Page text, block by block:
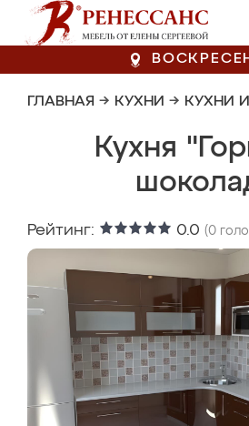
ГЛАВНАЯ → КУХНИ → КУХНИ
Кухня
Рейтинг: 0.0 (0